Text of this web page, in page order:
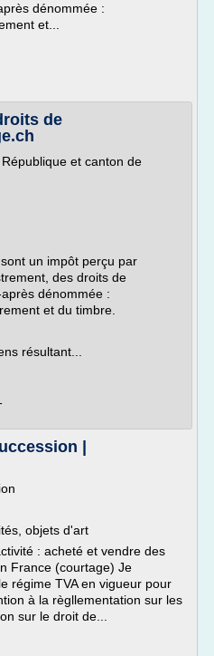
dénommée :
et...
de
et canton de
un impôt perçu par
des droits de
dénommée :
et du timbre.
résultant...
|
objets d'art
: acheté et vendre des
France (courtage) Je
régime TVA en vigueur pour
à la règllementation sur les
sur le droit de...